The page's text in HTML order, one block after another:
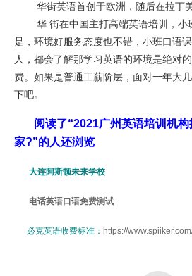
华街英语首创于欧洲，随后在拉丁美
华 街在中国主打高端英语培训，小
是，环境好服务态度也不错，小班口语
人，都会了解那学习英语的环境是绝对
费。如果是普通工薪阶层，面对一年大
下吧。
阅读了“2021广州英语培训机
家?”的人还浏览
大连阿斯顿未来学校
电话英语口语免费测试
必克英语收费标准： https://